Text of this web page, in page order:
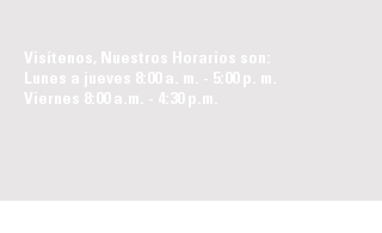
Visítenos, Nuestros Horarios son:
Lunes a jueves 8:00 a. m. - 5:00 p. m.
Viernes 8:00 a.m. - 4:30 p.m.